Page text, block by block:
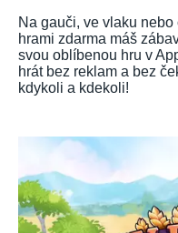
Na gauči, ve vlaku
hrami zdarma máš
svou oblíbenou hru v
hrát bez reklam a bez
kdykoli a kdekoli!